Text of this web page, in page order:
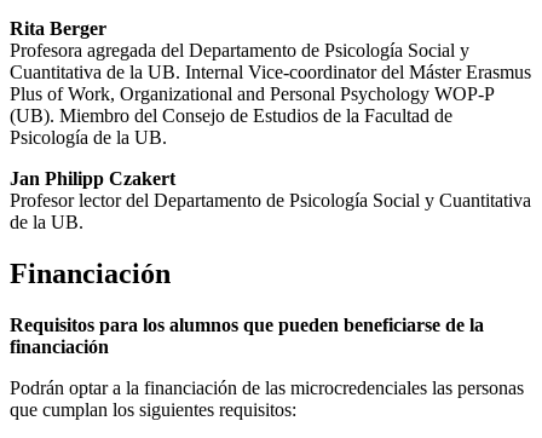
Rita Berger
Profesora agregada del Departamento de Psicología Social y
Cuantitativa de la UB. Internal Vice-coordinator del Máster Erasmus
Plus of Work, Organizational and Personal Psychology WOP-P
(UB). Miembro del Consejo de Estudios de la Facultad de
Psicología de la UB.
Jan Philipp Czakert
Profesor lector del Departamento de Psicología Social y Cuantitativa
de la UB.
Financiación
Requisitos para los alumnos que pueden beneficiarse de la
financiación
Podrán optar a la financiación de las microcredenciales las personas
que cumplan los siguientes requisitos: